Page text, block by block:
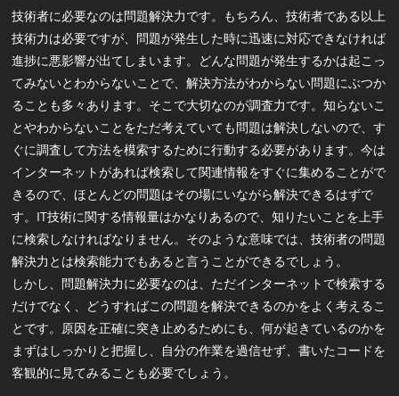
技術者に必要なのは問題解決力です。もちろん、技術者である以上
技術力は必要ですが、問題が発生した時に迅速に対応できなければ
進捗に悪影響が出てしまいます。どんな問題が発生するかは起こっ
てみないとわからないことで、解決方法がわからない問題にぶつか
ることも多々あります。そこで大切なのが調査力です。知らないこ
とやわからないことをただ考えていても問題は解決しないので、す
ぐに調査して方法を模索するために行動する必要があります。今は
インターネットがあれば検索して関連情報をすぐに集めることがで
きるので、ほとんどの問題はその場にいながら解決できるはずで
す。IT技術に関する情報量はかなりあるので、知りたいことを上手
に検索しなければなりません。そのような意味では、技術者の問題
解決力とは検索能力でもあると言うことができるでしょう。
しかし、問題解決力に必要なのは、ただインターネットで検索する
だけでなく、どうすればこの問題を解決できるのかをよく考えるこ
とです。原因を正確に突き止めるためにも、何が起きているのかを
まずはしっかりと把握し、自分の作業を過信せず、書いたコードを
客観的に見てみることも必要でしょう。